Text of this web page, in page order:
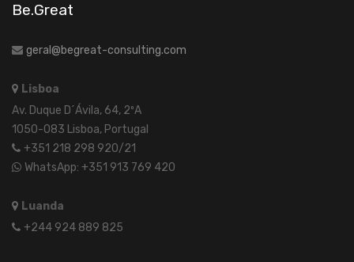
Be.Great
geral@begreat-consulting.com
Lisboa
Av. Duque D´Ávila, 64, 2ºA
1050-083 Lisboa, Portugal
+351 218 298 920/21
WhatsApp: +351 913 769 420
Luanda
+244 924 889 825